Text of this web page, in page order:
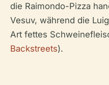
die Raimondo-Pizza
Vesuv, während die
Art fettes
Backstreets).